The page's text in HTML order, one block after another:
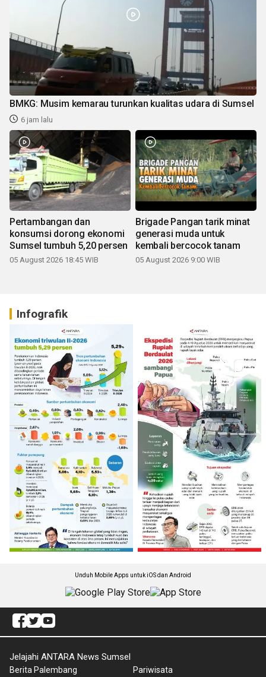
BMKG: Musim kemarau turunkan kualitas udara di Sumsel
6 jam lalu
Pertambangan dan
konsumsi dorong ekonomi
Sumsel tumbuh 5,20 persen
05 August 2026 18:45 WIB
Brigade Pangan tarik minat
generasi muda untuk
kembali bercocok tanam
05 August 2026 9:00 WIB
Infografik
Unduh Mobile Apps untuk iOS dan Android
Jelajahi ANTARA News Sumsel
Berita Palembang Pariwisata